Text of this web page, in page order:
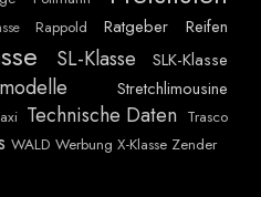
Rappold Ratgeber Reifen
SL-Klasse SLK-Klasse
Stretchlimousine
Technische Daten Trasco
WALD Werbung X-Klasse Zender